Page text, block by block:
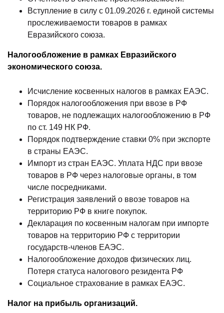
Вступление в силу с 01.09.2026 г. единой системы
прослеживаемости товаров в рамках
Евразийского союза.
Налогообложение в рамках Евразийского
экономического союза.
Исчисление косвенных налогов в рамках ЕАЭС.
Порядок налогообложения при ввозе в РФ
товаров, не подлежащих налогообложению в РФ
по ст. 149 НК РФ.
Порядок подтверждение ставки 0% при экспорте
в страны ЕАЭС.
Импорт из стран ЕАЭС. Уплата НДС при ввозе
товаров в РФ через налоговые органы, в том
числе посредниками.
Регистрация заявлений о ввозе товаров на
территорию РФ в книге покупок.
Декларация по косвенным налогам при импорте
товаров на территорию РФ с территории
государств-членов ЕАЭС.
Налогообложение доходов физических лиц.
Потеря статуса налогового резидента РФ
Социальное страхование в рамках ЕАЭС.
Налог на прибыль организаций.